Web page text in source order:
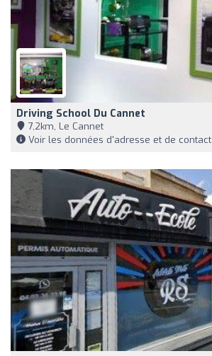
Driving School Du Cannet
7,2km, Le Cannet
Voir les données d'adresse et de contact